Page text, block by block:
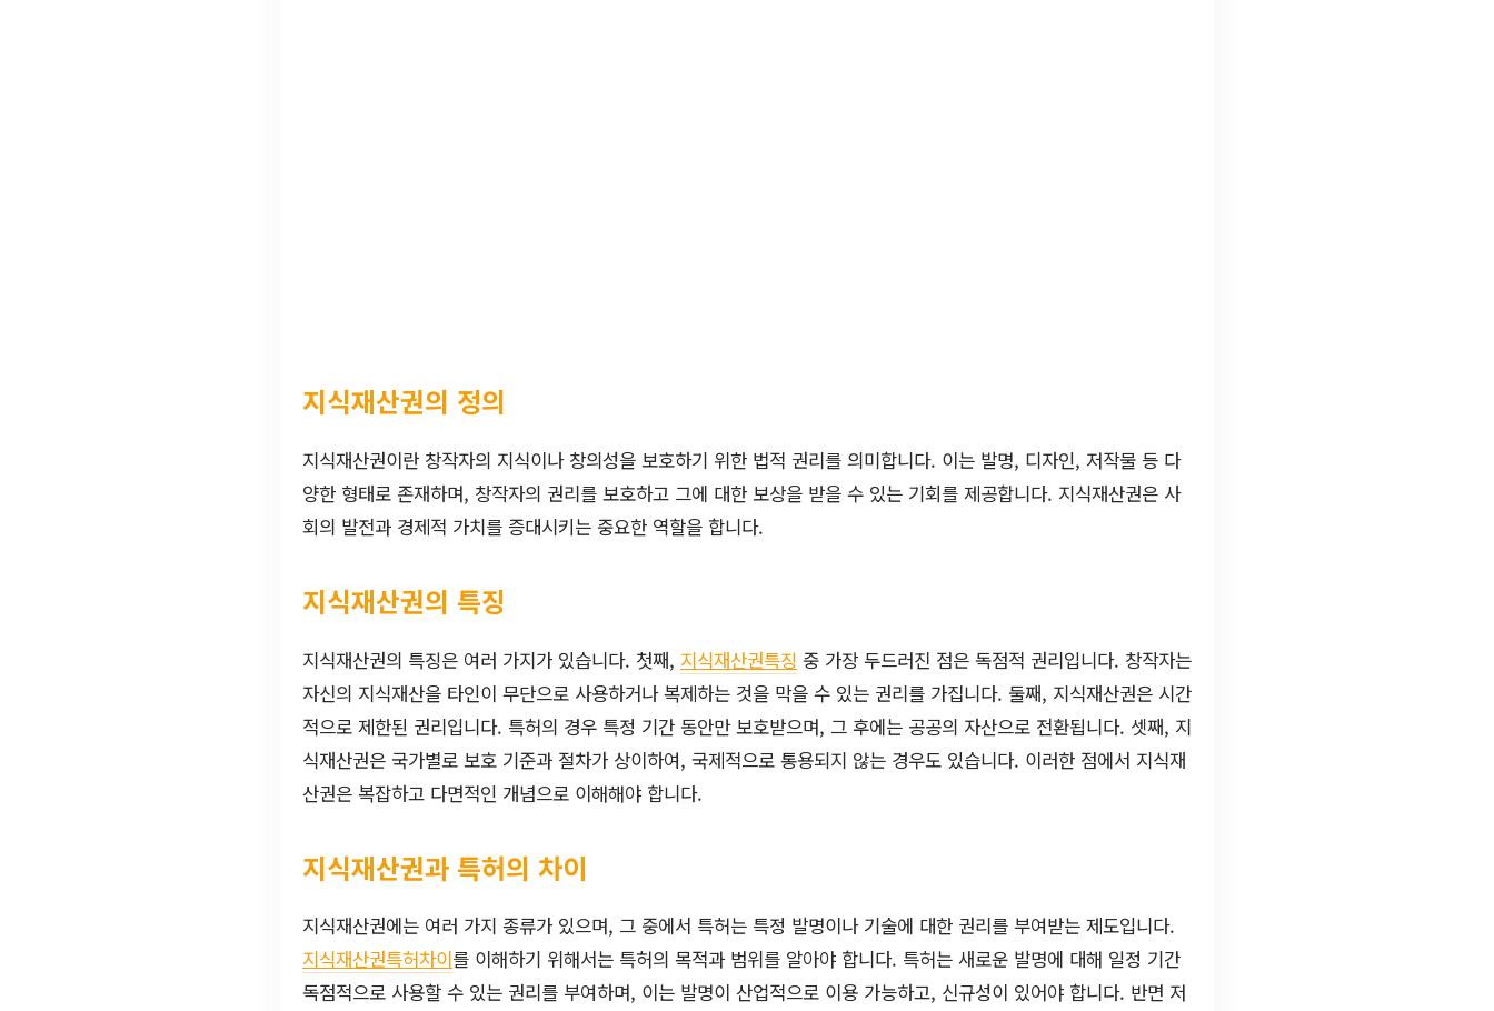
지식재산권의 정의
지식재산권이란 창작자의 지식이나 창의성을 보호하기 위한 법적 권리를 의미합니다. 이는 발명, 디자인, 저작물 등 다
양한 형태로 존재하며, 창작자의 권리를 보호하고 그에 대한 보상을 받을 수 있는 기회를 제공합니다. 지식재산권은 사
회의 발전과 경제적 가치를 증대시키는 중요한 역할을 합니다.
지식재산권의 특징
지식재산권의 특징은 여러 가지가 있습니다. 첫째, 지식재산권특징 중 가장 두드러진 점은 독점적 권리입니다. 창작자는
자신의 지식재산을 타인이 무단으로 사용하거나 복제하는 것을 막을 수 있는 권리를 가집니다. 둘째, 지식재산권은 시간
적으로 제한된 권리입니다. 특허의 경우 특정 기간 동안만 보호받으며, 그 후에는 공공의 자산으로 전환됩니다. 셋째, 지
식재산권은 국가별로 보호 기준과 절차가 상이하여, 국제적으로 통용되지 않는 경우도 있습니다. 이러한 점에서 지식재
산권은 복잡하고 다면적인 개념으로 이해해야 합니다.
지식재산권과 특허의 차이
지식재산권에는 여러 가지 종류가 있으며, 그 중에서 특허는 특정 발명이나 기술에 대한 권리를 부여받는 제도입니다.
지식재산권특허차이를 이해하기 위해서는 특허의 목적과 범위를 알아야 합니다. 특허는 새로운 발명에 대해 일정 기간
독점적으로 사용할 수 있는 권리를 부여하며, 이는 발명이 산업적으로 이용 가능하고, 신규성이 있어야 합니다. 반면 저